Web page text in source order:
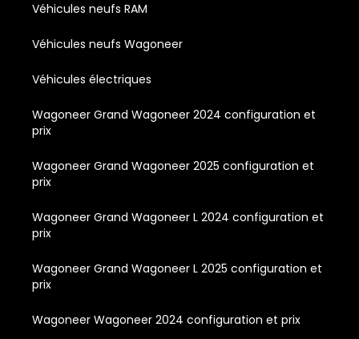
Véhicules neufs RAM
Véhicules neufs Wagoneer
Véhicules électriques
Wagoneer Grand Wagoneer 2024 configuration et
prix
Wagoneer Grand Wagoneer 2025 configuration et
prix
Wagoneer Grand Wagoneer L 2024 configuration et
prix
Wagoneer Grand Wagoneer L 2025 configuration et
prix
Wagoneer Wagoneer 2024 configuration et prix